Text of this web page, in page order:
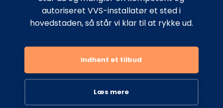
autoriseret VVS-installatør et sted i
hovedstaden, så står vi klar til at rykke ud.
Indhent et tilbud
Læs mere​